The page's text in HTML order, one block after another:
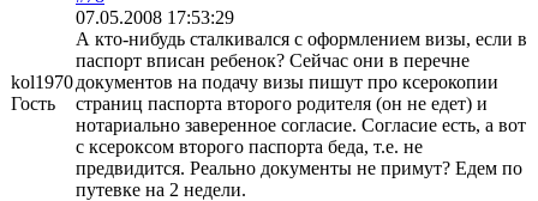
kol1970
Гость
07.05.2008 17:53:29
А кто-нибудь сталкивался с оформлением визы, если в
паспорт вписан ребенок? Сейчас они в перечне
документов на подачу визы пишут про ксерокопии
страниц паспорта второго родителя (он не едет) и
нотариально заверенное согласие. Согласие есть, а вот
с ксероксом второго паспорта беда, т.е. не
предвидится. Реально документы не примут? Едем по
путевке на 2 недели.